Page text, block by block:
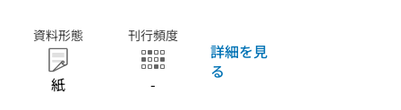
資料形態
紙
刊行頻度
-
詳細を見
る